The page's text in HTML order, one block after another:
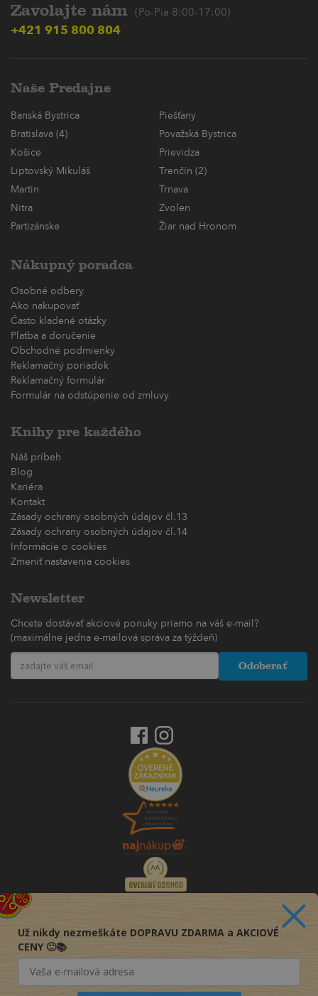
Zavolajte nám (Po-Pia 8:00-17:00)
+421 915 800 804
Naše Predajne
Banská Bystrica
Piešťany
Bratislava (4)
Považská Bystrica
Košice
Prievidza
Liptovský Mikuláš
Trenčín (2)
Martin
Trnava
Nitra
Zvolen
Partizánske
Žiar nad Hronom
Nákupný poradca
Osobné odbery
Ako nakupovať
Často kladené otázky
Platba a doručenie
Obchodné podmienky
Reklamačný poriadok
Reklamačný formulár
Formulár na odstúpenie od zmluvy
Knihy pre každého
Náš príbeh
Blog
Kariéra
Kontakt
Zásady ochrany osobných údajov čl.13
Zásady ochrany osobných údajov čl.14
Informácie o cookies
Zmeniť nastavenia cookies
Newsletter
Chcete dostávať akciové ponuky priamo na váš e-mail?
(maximálne jedna e-mailová správa za týždeň)
Odoberať
Už nikdy nezmeškáte DOPRAVU ZDARMA a AKCIOVÉ
CENY 🙂📚